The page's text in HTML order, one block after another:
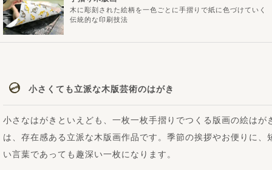
木に彫刻された絵柄を一色ごとに手摺りで紙に色づけていく
伝統的な印刷技法
小さくても立派な木版芸術のはがき
小さなはがきといえども、一枚一枚手摺りでつくる版画の絵はが
は、存在感ある立派な木版画作品です。季節の挨拶やお便りに、
い言葉であっても趣深い一枚になります。